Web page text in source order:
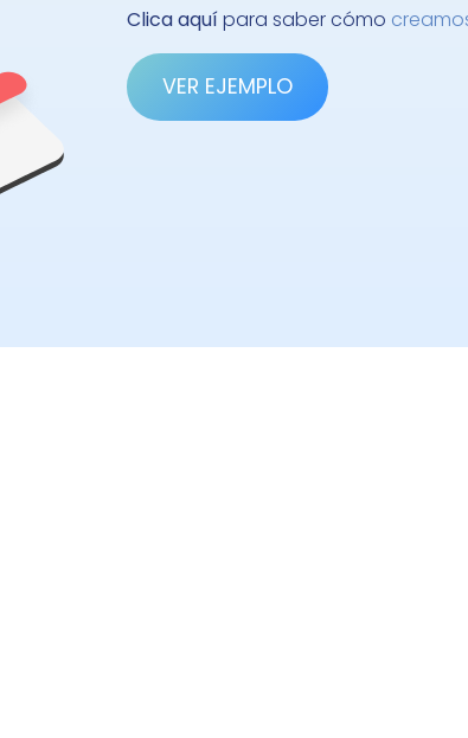
Clica aquípara saber cómo
VER EJEMPLO